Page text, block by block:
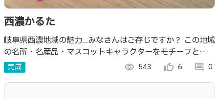
西濃かるた
岐阜県西濃地域の魅力...みなさんはご存じですか？ この地域
の名所・名産品・マスコットキャラクターをモチーフとした
「かるた」で遊んで、世代を超えて、地域の魅力を発見して
もらえるコンテンツです。
完成 visibility 543 thumb_up_alt 6 comment 0